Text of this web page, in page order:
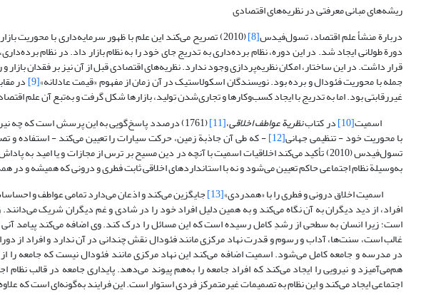
ریشه‌های مبانی معرفتی در نظریه‌های اقتصادی
دربارة منشأ علم اقتصاد، تسول‌فیدس[8]
دورة طولانی ایجاد شد. در این دوره، نظام برده‌داری به تدریج جای خود را به نظام بازار داد. در نظام
قرار داشت. در این ساختار، امکان نظریه‌پردازی وجود ندارد. نظریه‌های اقتصادی قبل از آن نیز بر فقدان
جمله با محوریت فئودال و برده بود. نویسندگان اسکولاستیک در آن زمان از مفهوم «قیمت عادلانه»[9] در
غیررقابتی بود. اما به‌ تدریج با ایجاد کسب‌وکارها و تجاری‌شدن تولید، بازارها شکل گرفت و به‌تبع آن علم
اسمیت[10] در کتابنظریة عواطف اخلاقی،[11] (1761) درصدد پاسخ‌گویی به این پرسش است که چه
با محوریت خود - تنظیمی جهانی[12] - که طی آن جاذبة زمین، حرکت سیارات را تعیین می‌کند - استفاده و
تسول‌فیدس (2010) تأکید می‌کند اخلاقیات اسمیت با آنچه در دین مسیح بر ترس از مجازات و یا
به‌وسیلة نظام اجتماعی حاکم تعیین می‌شود و نه با استانداردهای اخلاقی ثابت فطری و درونی که همیشه و در
اسمیت اخلاق درونی و فطری را با «همدردی»[13] جایگزین می‌کند و اذعان می‌دارد تمامی عواطف و
افراد، از دید دیگران به آن نگاه می‌کند و به همین دلیل افراد خود را در شادی و غم دیگران شریک
است؛ زیرا انسان به سطحی از رشدِ کامل رسیده است که این مسائل را درک کند. وی اضافه می‌کند پیامد
غالب است، سنت‌ها، آداب و رسوم و قدرت نهاد مرکزی مانند فئودال نقش چندانی در آن ندارد و افراد از
در مدرسه و جامعه کامل می‌شود. اسمیت اضافه می‌کند این نهاد مرکزی مانند فئودال نیست که جامعه را
هم‌می‌آمیزد و نیرویی را ایجاد می‌کند که افراد جامعه را به‌هم پیوند می‌دهد. پایداری جامعه در قالب
اجتماعی ایجاد می‌کند و این نظام به تصمیمات غیرمتمرکز فردی استوار است. این فرایند به‌گونه‌ای است که علاوه